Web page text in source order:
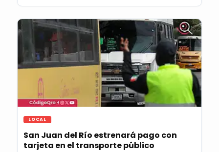
LOCAL
San Juan del Río estrenará pago con
tarjeta en el transporte público